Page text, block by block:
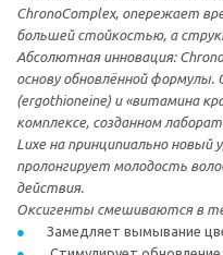
ChronoComplex, опережает
большей стойкостью, а
Абсолютная инновация:
основу обновлённой формулы.
(ergothioneine) и «витамина
комплексе, созданном
Luxe на принципиально новый
пролонгирует молодость
действия.
Оксигенты смешиваются в
Замедляет вымывание